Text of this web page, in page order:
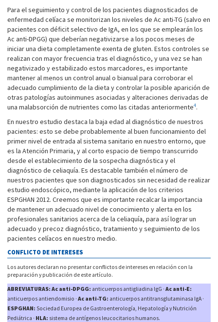
Para el seguimiento y control de los pacientes diagnosticados de
enfermedad celíaca se monitorizan los niveles de Ac anti-TG (salvo en
pacientes con déficit selectivo de IgA, en los que se emplearán los
Ac anti-DPGG) que deberían negativizarse a los pocos meses de
iniciar una dieta completamente exenta de gluten. Estos controles se
realizan con mayor frecuencia tras el diagnóstico, y una vez se han
negativizado y estabilizado estos marcadores, es importante
mantener al menos un control anual o bianual para corroborar el
adecuado cumplimiento de la dieta y controlar la posible aparición de
otras patologías autoinmunes asociadas y alteraciones derivadas de
una malabsorción de nutrientes como las citadas anteriormente4.
En nuestro estudio destaca la baja edad al diagnóstico de nuestros
pacientes: esto se debe probablemente al buen funcionamiento del
primer nivel de entrada al sistema sanitario en nuestro entorno, que
es la Atención Primaria, y al corto espacio de tiempo transcurrido
desde el establecimiento de la sospecha diagnóstica y el
diagnóstico de celiaquía. Es destacable también el número de
nuestros pacientes que son diagnosticados sin necesidad de realizar
estudio endoscópico, mediante la aplicación de los criterios
ESPGHAN 2012. Creemos que es importante recalcar la importancia
de mantener un adecuado nivel de conocimiento y alerta en los
profesionales sanitarios acerca de la celiaquía, para así lograr un
adecuado y precoz diagnóstico, tratamiento y seguimiento de los
pacientes celíacos en nuestro medio.
CONFLICTO DE INTERESES
Los autores declaran no presentar conflictos de intereses en relación con la
preparación y publicación de este artículo.
ABREVIATURAS: Ac anti-DPGG: anticuerpos antigliadina IgG · Ac anti-E:
anticuerpos antiendomisio · Ac anti-TG: anticuerpos antitransglutaminasa IgA ·
ESPGHAN: Sociedad Europea de Gastroenterología, Hepatología y Nutrición
Pediátrica · HLA: sistema de antígenos leucocitarios humanos.